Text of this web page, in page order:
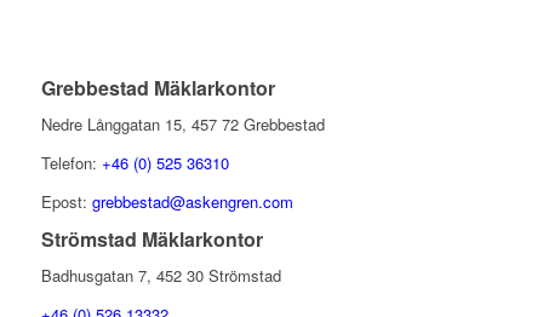
Grebbestad Mäklarkontor
Nedre Långgatan 15, 457 72 Grebbestad
Telefon: +46 (0) 525 36310
Epost: grebbestad@askengren.com
Strömstad Mäklarkontor
Badhusgatan 7, 452 30 Strömstad